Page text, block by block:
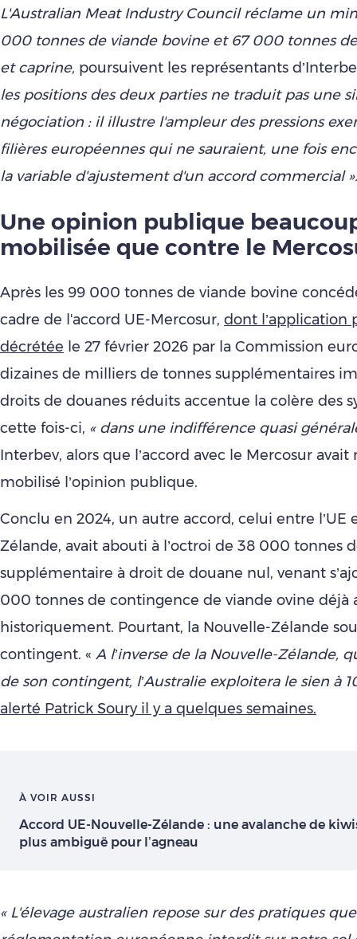
L'Australian Meat Industry Council réclame un
000 tonnes de viande bovine et 67 000 tonnes
et caprine, poursuivent les représentants
les positions des deux parties ne traduit pas une
négociation : il illustre l'ampleur des pressions
filières européennes qui ne sauraient, une fois
la variable d'ajustement d'un accord commercial ».
Une opinion publique
mobilisée que contre le
Après les 99 000 tonnes de viande bovine
cadre de l'accord UE-Mercosur, dont l’application
décrétée le 27 février 2026 par la Commission
dizaines de milliers de tonnes supplémentaires
droits de douanes réduits accentue la colère des
cette fois-ci, « dans une indifférence quasi
Interbev, alors que l’accord avec le Mercosur
mobilisé l’opinion publique.
Conclu en 2024, un autre accord, celui entre l’UE
Zélande, avait abouti à l’octroi de 38 000 tonnes
supplémentaire à droit de douane nul, venant
000 tonnes de contingence de viande ovine déjà
historiquement. Pourtant, la Nouvelle-Zélande
contingent. « A l’inverse de la Nouvelle-Zélande,
de son contingent, l’Australie exploitera le sien à
alerté Patrick Soury il y a quelques semaines.
À VOIR AUSSI
Accord UE-Nouvelle-Zélande : une avalanche de
plus ambiguë pour l’agneau
« L'élevage australien repose sur des pratiques